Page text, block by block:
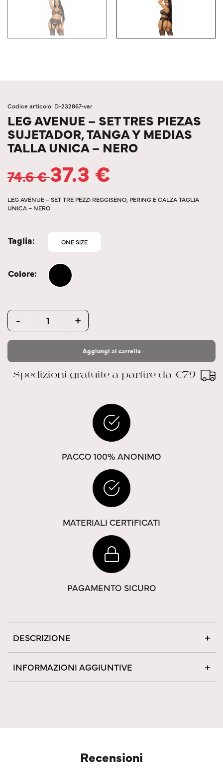
Codice articolo: D-232867-var
LEG AVENUE – SET TRES PIEZAS
SUJETADOR, TANGA Y MEDIAS
TALLA UNICA – NERO
74.6€37.3 €
LEG AVENUE – SET TRE PEZZI REGGISENO, PERING E CALZA TAGLIA
UNICA – NERO
Taglia ONE SIZE
Colore
Quantity
- +
Aggiungi al carrello
Spedizioni gratuite a partire da €79
PACCO 100% ANONIMO
MATERIALI CERTIFICATI
PAGAMENTO SICURO
DESCRIZIONE
INFORMAZIONI AGGIUNTIVE
Recensioni